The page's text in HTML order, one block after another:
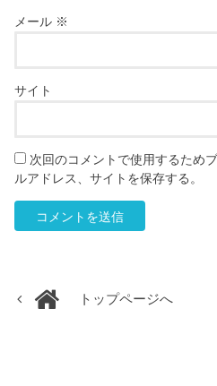
メール ※
サイト
次回のコメントで使用するため
ルアドレス、サイトを保存する。
トップページへ